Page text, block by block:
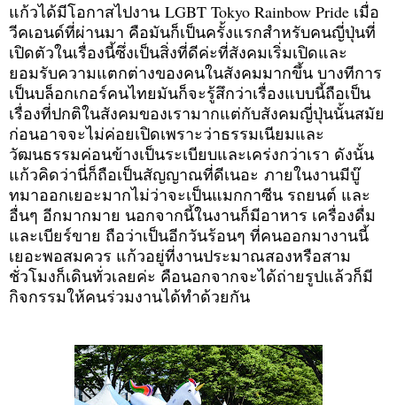
แก้วได้มีโอกาสไปงาน LGBT Tokyo Rainbow Pride เมื่อ
วีคเอนด์ที่ผ่านมา คือมันก็เป็นครั้งแรกสำหรับคนญี่ปุ่นที่
เปิดตัวในเรื่องนี้ซึ่งเป็นสิ่งที่ดีค่ะที่สังคมเริ่มเปิดและ
ยอมรับความแตกต่างของคนในสังคมมากขึ้น บางทีการ
เป็นบล็อกเกอร์คนไทยมันก็จะรู้สึกว่าเรื่องแบบนี้ถือเป็น
เรื่องที่ปกติในสังคมของเรามากแต่กับสังคมญี่ปุ่นนั้นสมัย
ก่อนอาจจะไม่ค่อยเปิดเพราะว่าธรรมเนียมและ
วัฒนธรรมค่อนข้างเป็นระเบียบและเคร่งกว่าเรา ดังนั้น
แก้วคิดว่านี่ก็ถือเป็นสัญญาณที่ดีเนอะ ภายในงานมีบู๊
ทมาออกเยอะมากไม่ว่าจะเป็นแมกกาซีน รถยนต์ และ
อื่นๆ อีกมากมาย นอกจากนี้ในงานก็มีอาหาร เครื่องดื่ม
และเบียร์ขาย ถือว่าเป็นอีกวันร้อนๆ ที่คนออกมางานนี้
เยอะพอสมควร แก้วอยู่ที่งานประมาณสองหรือสาม
ชั่วโมงก็เดินทั่วเลยค่ะ คือนอกจากจะได้ถ่ายรูปแล้วก็มี
กิจกรรมให้คนร่วมงานได้ทำด้วยกัน